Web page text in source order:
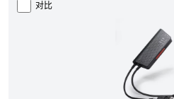
对比